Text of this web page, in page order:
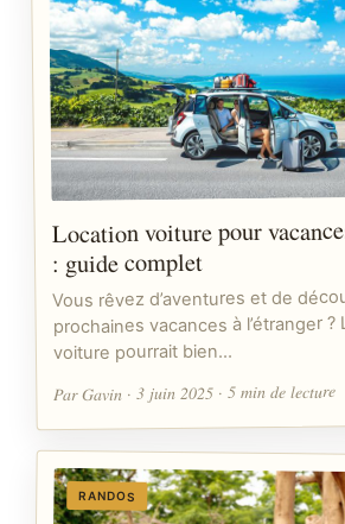
Location voiture pour
: guide complet
Vous rêvez d’aventures et de
prochaines vacances à l’étranger ?
voiture pourrait bien…
Par Gavin · 3 juin 2025 · 5 min de lecture
RANDOS